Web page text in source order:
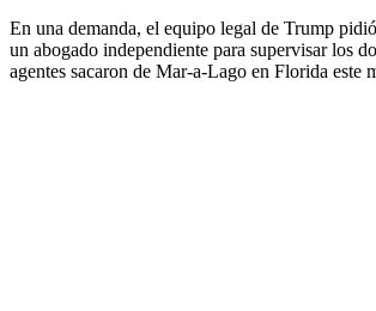
En una demanda, el equipo legal de Trump
un abogado independiente para supervisar los
agentes sacaron de Mar-a-Lago en Florida este